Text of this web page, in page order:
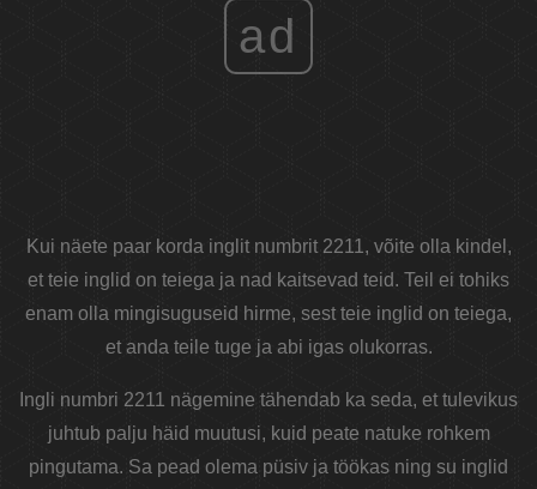
ad
Kui näete paar korda inglit numbrit 2211, võite olla kindel,
et teie inglid on teiega ja nad kaitsevad teid. Teil ei tohiks
enam olla mingisuguseid hirme, sest teie inglid on teiega,
et anda teile tuge ja abi igas olukorras.
Ingli numbri 2211 nägemine tähendab ka seda, et tulevikus
juhtub palju häid muutusi, kuid peate natuke rohkem
pingutama. Sa pead olema püsiv ja töökas ning su inglid